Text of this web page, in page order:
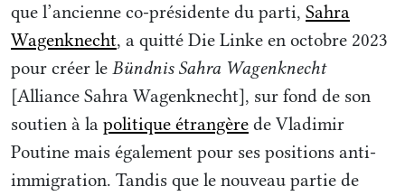
nous n’avons rien en commun avec ces
types à qui j’écrivais chaque matin pour
savoir s’ils étaient en vie. Mais à ce
moment-là, c’étaient les contacts les plus
importants, ceux avec lesquels j’étais
constamment en communication. C’est là
que l’ancienne co-présidente du parti, Sahra
Wagenknecht, a quitté Die Linke en octobre 2023
pour créer le Bündnis Sahra Wagenknecht
[Alliance Sahra Wagenknecht], sur fond de son
soutien à la politique étrangère de Vladimir
Poutine mais également pour ses positions anti-
immigration. Tandis que le nouveau partie de